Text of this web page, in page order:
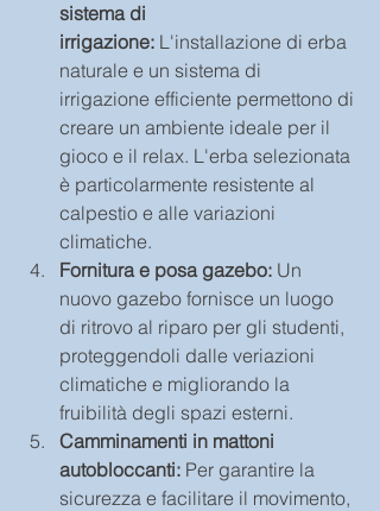
sistema di
irrigazione: L'installazione di erba
naturale e un sistema di
irrigazione efficiente permettono di
creare un ambiente ideale per il
gioco e il relax. L'erba selezionata
è particolarmente resistente al
calpestio e alle variazioni
climatiche.
Fornitura e posa gazebo: Un
nuovo gazebo fornisce un luogo
di ritrovo al riparo per gli studenti,
proteggendoli dalle veriazioni
climatiche e migliorando la
fruibilità degli spazi esterni.
Camminamenti in mattoni
autobloccanti: Per garantire la
sicurezza e facilitare il movimento,